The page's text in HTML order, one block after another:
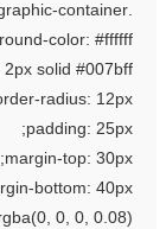
color:
2px solid
border-radius:
padding:
margin-top:
margin-bottom:
rgba(0, 0, 0,